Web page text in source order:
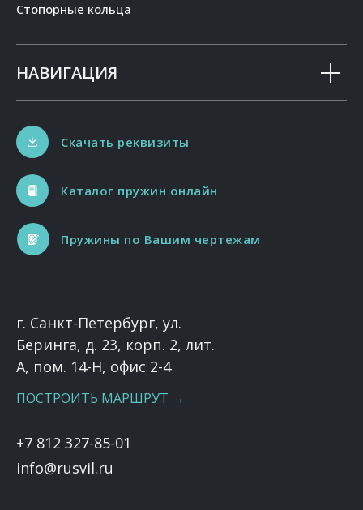
Стопорные кольца
НАВИГАЦИЯ
Каталог пружин онлайн
Пружины по Вашим чертежам
Скачать реквизиты
г. Санкт-Петербург, ул.
Беринга, д. 23, корп. 2, лит.
А, пом. 14-Н, офис 2-4
ПОСТРОИТЬ МАРШРУТ →
+7 812 327-85-01
info@rusvil.ru